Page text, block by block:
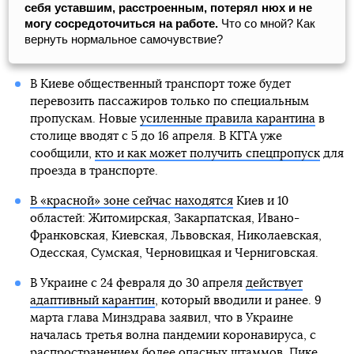
себя уставшим, расстроенным, потерял нюх и не
могу сосредоточиться на работе. Что со мной? Как
вернуть нормальное самочувствие?
В Киеве общественный транспорт тоже будет
перевозить пассажиров только по специальным
пропускам. Новые усиленные правила карантинав
столице вводят с 5 до 16 апреля. В КГГА уже
сообщили, кто и как может получить спецпропускдля
проезда в транспорте.
В «красной» зоне сейчас находятсяКиев и 10
областей: Житомирская, Закарпатская, Ивано-
Франковская, Киевская, Львовская, Николаевская,
Одесская, Сумская, Черновицкая и Черниговская.
В Украине с 24 февраля до 30 апреля действует
адаптивный карантин, который вводили и ранее. 9
марта глава Минздрава заявил, что в Украине
началась третья волна пандемии коронавируса, с